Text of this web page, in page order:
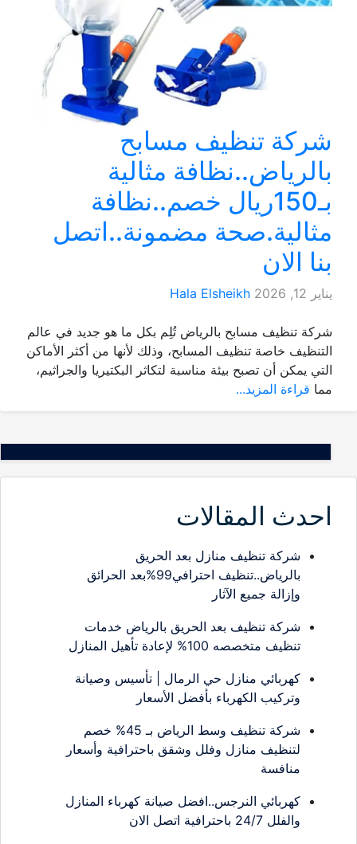
شركة تنظيف مسابح
بالرياض..نظافة مثالية
بـ150ريال خصم..نظافة
مثالية.صحة مضمونة..اتصل
بنا الان
يناير 12, 2026 Hala Elsheikh
شركة تنظيف مسابح بالرياض تُلِم بكل ما هو جديد في عالم
التنظيف خاصة تنظيف المسابح، وذلك لأنها من أكثر الأماكن
التي يمكن أن تصبح بيئة مناسبة لتكاثر البكتيريا والجراثيم،
مما قراءة المزيد...
احدث المقالات
شركة تنظيف منازل بعد الحريق
بالرياض..تنظيف احترافي99%بعد الحرائق
وإزالة جميع الآثار
شركة تنظيف بعد الحريق بالرياض خدمات
تنظيف متخصصه 100% لإعادة تأهيل المنازل
كهربائي منازل حي الرمال | تأسيس وصيانة
وتركيب الكهرباء بأفضل الأسعار
شركة تنظيف وسط الرياض بـ 45% خصم
لتنظيف منازل وفلل وشقق باحترافية وأسعار
منافسة
كهربائي النرجس..افضل صيانة كهرباء المنازل
والفلل 24/7 باحترافية اتصل الان